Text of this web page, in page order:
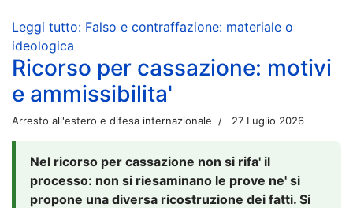
Leggi tutto: Falso e contraffazione: materiale o
ideologica
Ricorso per cassazione: motivi
e ammissibilita'
Arresto all'estero e difesa internazionale 27 Luglio 2026
Nel ricorso per cassazione non si rifa' il
processo: non si riesaminano le prove ne' si
propone una diversa ricostruzione dei fatti. Si